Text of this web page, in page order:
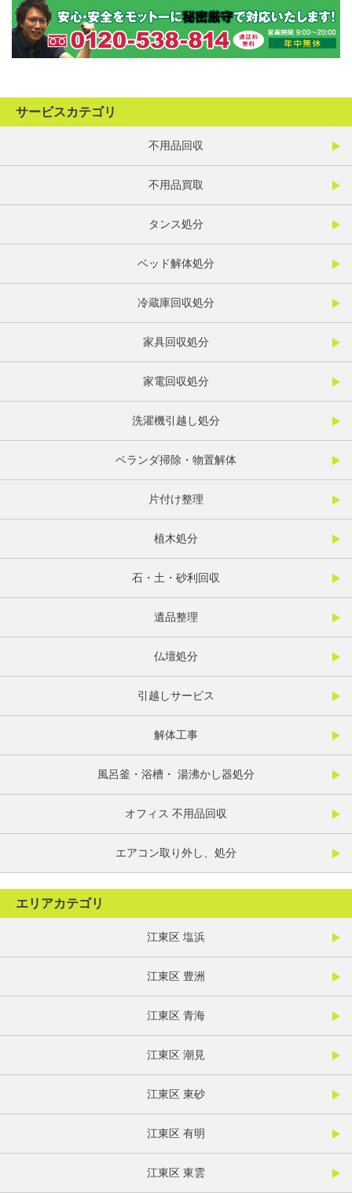
サービスカテゴリ
不用品回収
不用品買取
タンス処分
ベッド解体処分
冷蔵庫回収処分
家具回収処分
家電回収処分
洗濯機引越し処分
ベランダ掃除・物置解体
片付け整理
植木処分
石・土・砂利回収
遺品整理
仏壇処分
引越しサービス
解体工事
風呂釜・浴槽・ 湯沸かし器処分
オフィス 不用品回収
エアコン取り外し、処分
エリアカテゴリ
江東区 塩浜
江東区 豊洲
江東区 青海
江東区 潮見
江東区 東砂
江東区 有明
江東区 東雲